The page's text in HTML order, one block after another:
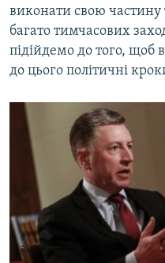
виконати свою
багато тимчасових
підійдемо до того, щоб
до цього політичні